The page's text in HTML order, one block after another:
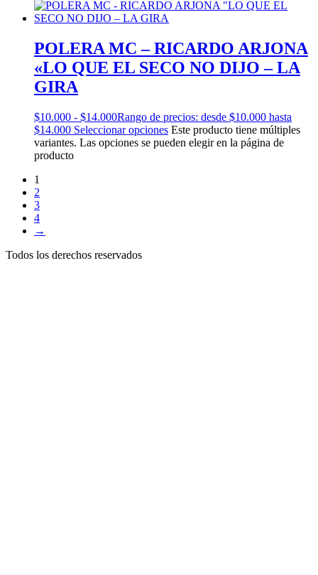
POLERA MC – RICARDO ARJONA
«LO QUE EL SECO NO DIJO – LA
GIRA
$10.000 - $14.000Rango de precios: desde $10.000 hasta
$14.000 Seleccionar opciones Este producto tiene múltiples
variantes. Las opciones se pueden elegir en la página de
producto
1
2
3
4
→
Todos los derechos reservados